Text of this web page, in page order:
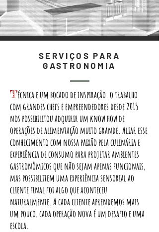
SERVIÇOS PARA
GASTRONOMIA
Técnica e um bocado de inspiração. o trabalho
com grandes chefs e empreendedores desde 2015
nos possibilitou adquirir um know how de
operações de alimentação muito grande. Aliar esse
conhecimento com nossa paixão pela culinária e
experiência de consumo para projetar ambientes
gastronômicos que não sejam apenas funcionais,
mas possibilitem uma experiência sensorial ao
cliente final foi algo que aconteceu
naturalmente. A cada cliente aprendemos mais
um pouco, cada operação nova é um desafio e uma
escola.